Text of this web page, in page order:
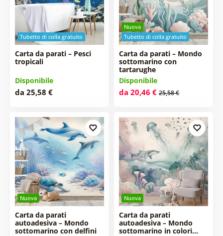
Tubetto di colla gratuito
Carta da parati – Pesci
tropicali
Disponibile
da 25,58 €
Nuova
Tubetto di colla gratuito
Carta da parati – Mondo
sottomarino con
tartarughe
Disponibile
da 20,46 € 25,58 €
Nuova
Carta da parati
autoadesiva – Mondo
sottomarino con delfini
Nuova
Carta da parati
autoadesiva – Mondo
sottomarino in colori…